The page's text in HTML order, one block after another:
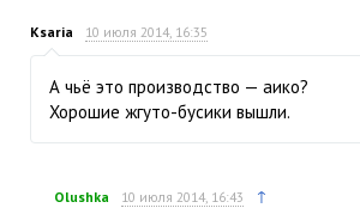
Ksaria 10 июля 2014, 16:35
А чьё это производство — аико?
Хорошие жгуто-бусики вышли.
Olushka 10 июля 2014, 16:43 ↑